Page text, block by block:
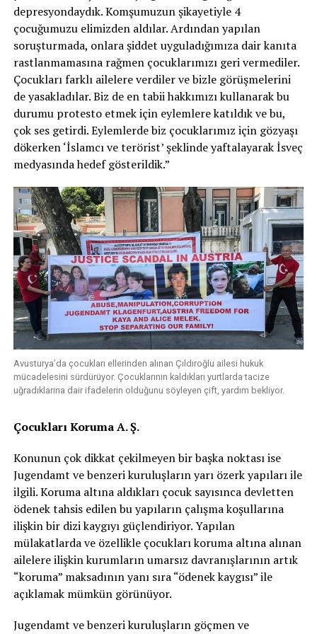
depresyondaydık. Komşumuzun şikayetiyle 4
çocuğumuzu elimizden aldılar. Ardından yapılan
soruşturmada, onlara şiddet uyguladığımıza dair kanıta
rastlanmamasına rağmen çocuklarımızı geri vermediler.
Çocukları farklı ailelere verdiler ve bizle görüşmelerini
de yasakladılar. Biz de en tabii hakkımızı kullanarak bu
durumu protesto etmek için eylemlere katıldık ve bu,
çok ses getirdi. Eylemlerde biz çocuklarımız için gözyaşı
dökerken ‘İslamcı ve terörist’ şeklinde yaftalayarak İsveç
medyasında hedef gösterildik.”
Avusturya’da çocukları ellerinden alınan Çıldıroğlu ailesi hukuk
mücadelesini sürdürüyor. Çocuklarının kaldıkları yurtlarda tacize
uğradıklarına dair ifadelerin olduğunu söyleyen çift, yardım bekliyor.
Çocukları Koruma A. Ş.
Konunun çok dikkat çekilmeyen bir başka noktası ise
Jugendamt ve benzeri kuruluşların yarı özerk yapıları ile
ilgili. Koruma altına aldıkları çocuk sayısınca devletten
ödenek tahsis edilen bu yapıların çalışma koşullarına
ilişkin bir dizi kaygıyı güçlendiriyor. Yapılan
mülakatlarda ve özellikle çocukları koruma altına alınan
ailelere ilişkin kurumların umarsız davranışlarının artık
“koruma” maksadının yanı sıra “ödenek kaygısı” ile
açıklamak mümkün görünüyor.
Jugendamt ve benzeri kuruluşların göçmen ve